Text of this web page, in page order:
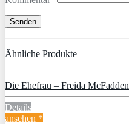
Ähnliche Produkte
Die Ehefrau – Freida McFadden
Details
ansehen *